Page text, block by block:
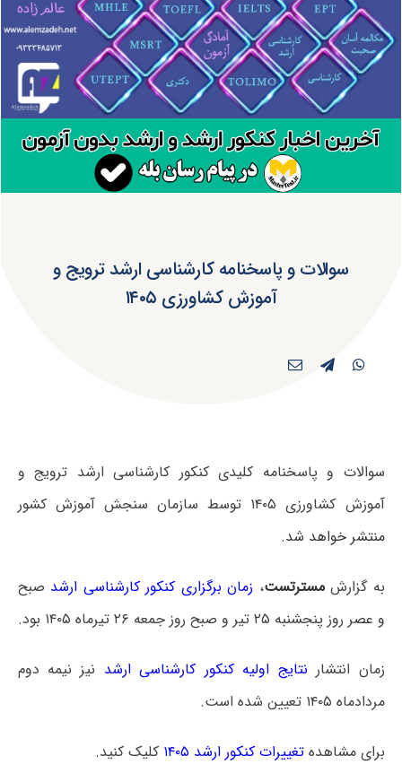
سوالات و پاسخنامه کارشناسی ارشد ترویج و
آموزش کشاورزی ۱۴۰۵
سوالات و پاسخنامه کلیدی کنکور کارشناسی ارشد ترویج و
آموزش کشاورزی ۱۴۰۵ توسط سازمان سنجش آموزش کشور
منتشر خواهد شد.
به گزارشمسترتست، زمان برگزاری کنکور کارشناسی ارشد صبح
و عصر روز پنجشنبه ۲۵ تیر و صبح روز جمعه ۲۶ تیرماه ۱۴۰۵ بود.
زمان انتشار نتایج اولیه کنکور کارشناسی ارشد نیز نیمه دوم
مردادماه ۱۴۰۵ تعیین شده است.
برای مشاهدهتغییرات کنکور ارشد ۱۴۰۵ کلیک کنید.